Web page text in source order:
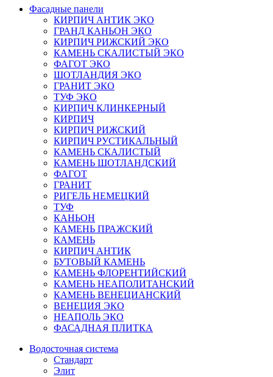
Фасадные панели
КИРПИЧ АНТИК ЭКО
ГРАНД КАНЬОН ЭКО
КИРПИЧ РИЖСКИЙ ЭКО
КАМЕНЬ СКАЛИСТЫЙ ЭКО
ФАГОТ ЭКО
ШОТЛАНДИЯ ЭКО
ГРАНИТ ЭКО
ТУФ ЭКО
КИРПИЧ КЛИНКЕРНЫЙ
КИРПИЧ
КИРПИЧ РИЖСКИЙ
КИРПИЧ РУСТИКАЛЬНЫЙ
КАМЕНЬ СКАЛИСТЫЙ
КАМЕНЬ ШОТЛАНДСКИЙ
ФАГОТ
ГРАНИТ
РИГЕЛЬ НЕМЕЦКИЙ
ТУФ
КАНЬОН
КАМЕНЬ ПРАЖСКИЙ
КАМЕНЬ
КИРПИЧ АНТИК
БУТОВЫЙ КАМЕНЬ
КАМЕНЬ ФЛОРЕНТИЙСКИЙ
КАМЕНЬ НЕАПОЛИТАНСКИЙ
КАМЕНЬ ВЕНЕЦИАНСКИЙ
ВЕНЕЦИЯ ЭКО
НЕАПОЛЬ ЭКО
ФАСАДНАЯ ПЛИТКА
Водосточная система
Стандарт
Элит